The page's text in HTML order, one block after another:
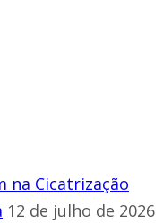
na Cicatrização
12 de julho de 2026